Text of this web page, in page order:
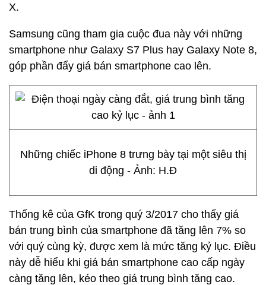
X.
Samsung cũng tham gia cuộc đua này với những
smartphone như Galaxy S7 Plus hay Galaxy Note 8,
góp phần đẩy giá bán smartphone cao lên.
Những chiếc iPhone 8 trưng bày tại một siêu thị
di động - Ảnh: H.Đ
Thống kê của GfK trong quý 3/2017 cho thấy giá
bán trung bình của smartphone đã tăng lên 7% so
với quý cùng kỳ, được xem là mức tăng kỷ lục. Điều
này dễ hiểu khi giá bán smartphone cao cấp ngày
càng tăng lên, kéo theo giá trung bình tăng cao.